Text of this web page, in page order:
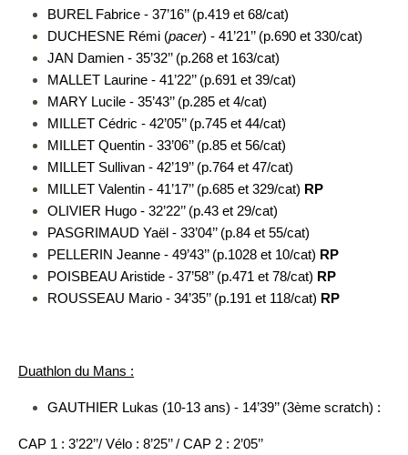
BUREL Fabrice - 37’16’’ (p.419 et 68/cat)
DUCHESNE Rémi (pacer) - 41’21’’ (p.690 et 330/cat)
JAN Damien - 35’32’’ (p.268 et 163/cat)
MALLET Laurine - 41’22’’ (p.691 et 39/cat)
MARY Lucile - 35’43’’ (p.285 et 4/cat)
MILLET Cédric - 42’05’’ (p.745 et 44/cat)
MILLET Quentin - 33’06’’ (p.85 et 56/cat)
MILLET Sullivan - 42’19’’ (p.764 et 47/cat)
MILLET Valentin - 41’17’’ (p.685 et 329/cat) RP
OLIVIER Hugo - 32’22’’ (p.43 et 29/cat)
PASGRIMAUD Yaël - 33’04’’ (p.84 et 55/cat)
PELLERIN Jeanne - 49’43’’ (p.1028 et 10/cat) RP
POISBEAU Aristide - 37’58’’ (p.471 et 78/cat) RP
ROUSSEAU Mario - 34’35’’ (p.191 et 118/cat) RP
Duathlon du Mans :
GAUTHIER Lukas (10-13 ans) - 14’39’’ (3ème scratch) :
CAP 1 : 3’22’’/ Vélo : 8’25’’ / CAP 2 : 2’05’’